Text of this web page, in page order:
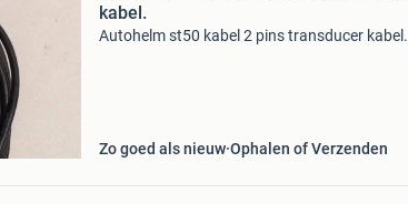
kabel.
Autohelm st50 kabel 2 pins transducer kabel.
Zo goed als nieuw Ophalen of Verzenden